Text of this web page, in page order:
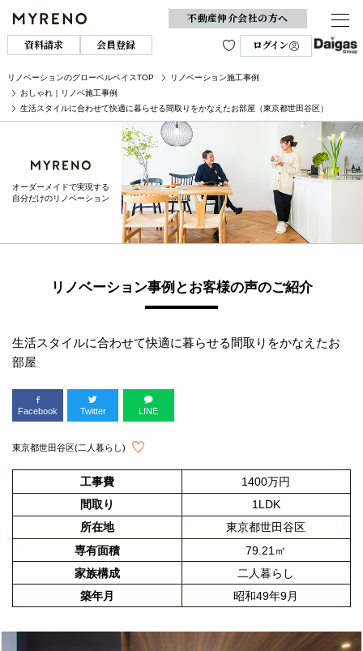
不動産仲介会社の方へ
資料請求
会員登録 ログイン
リノベーションのグローベルベイスTOP
リノベーション施工事例
おしゃれ｜リノベ施工事例
生活スタイルに合わせて快適に暮らせる間取りをかなえたお部屋（東京都世田谷区）
オーダーメイドで実現する
自分だけのリノベーション
リノベーション事例とお客様の声のご紹介
生活スタイルに合わせて快適に暮らせる間取りをかなえたお
部屋
Facebook Twitter LINE
東京都世田谷区(二人暮らし)
工事費
1400万円
間取り
1LDK
所在地
東京都世田谷区
専有面積
79.21㎡
家族構成
二人暮らし
築年月
昭和49年9月